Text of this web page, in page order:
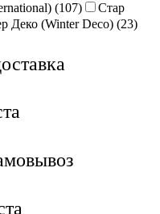
(107)
Стар
Деко (Winter Deco) (23)